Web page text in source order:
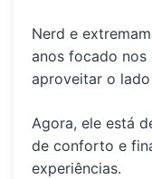
Nerd e
anos focado nos
aproveitar o
Agora, ele está
de conforto e
experiências.